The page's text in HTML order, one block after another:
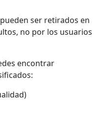
ser retirados en
no por los usuarios
encontrar